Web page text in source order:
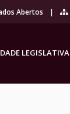
Abertos |
LEGISLATIVA